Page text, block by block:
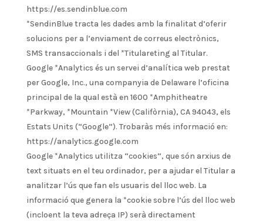
https://es.sendinblue.com
*SendinBlue tracta les dades amb la finalitat d’oferir
solucions per a l’enviament de correus electrònics,
SMS transaccionals i del *Titulareting al Titular.
Google *Analytics és un servei d’analítica web prestat
per Google, Inc., una companyia de Delaware l’oficina
principal de la qual està en 1600 *Amphitheatre
*Parkway, *Mountain *View (Califòrnia), CA 94043, els
Estats Units (“Google”). Trobaràs més informació en:
https://analytics.google.com
Google *Analytics utilitza “cookies”, que són arxius de
text situats en el teu ordinador, per a ajudar el Titular a
analitzar l’ús que fan els usuaris del lloc web. La
informació que genera la *cookie sobre l’ús del lloc web
(incloent la teva adreça IP) serà directament